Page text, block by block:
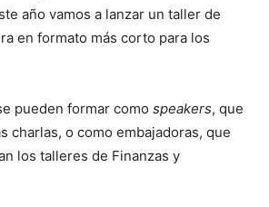
año vamos a lanzar un taller de
en formato más corto para los
pueden formar como speakers, que
charlas, o como embajadoras, que
los talleres de Finanzas y